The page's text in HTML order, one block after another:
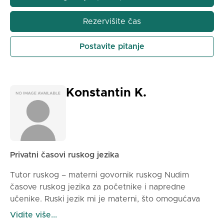
način, pridružite mi se na časovima!
Rezervišite čas
Postavite pitanje
Konstantin K.
Privatni časovi ruskog jezika
Tutor ruskog – materni govornik ruskog Nudim
časove ruskog jezika za početnike i napredne
učenike. Ruski jezik mi je materni, što omogućava
autentično učenje izgovora, jezika u praksi i kulture.
Vidite više...